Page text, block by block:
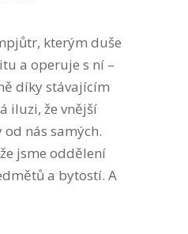
kterým duše
a operuje s ní –
díky stávajícím
iluzi, že vnější
nás samých.
jsme oddělení
a bytostí. A